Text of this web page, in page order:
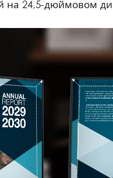
на 24,5-дюймовом